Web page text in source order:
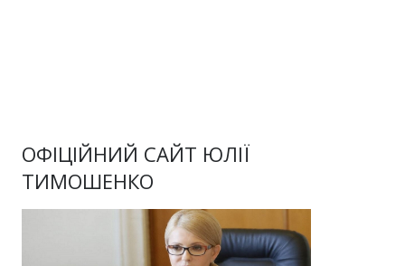
ОФІЦІЙНИЙ САЙТ ЮЛІЇ
ТИМОШЕНКО